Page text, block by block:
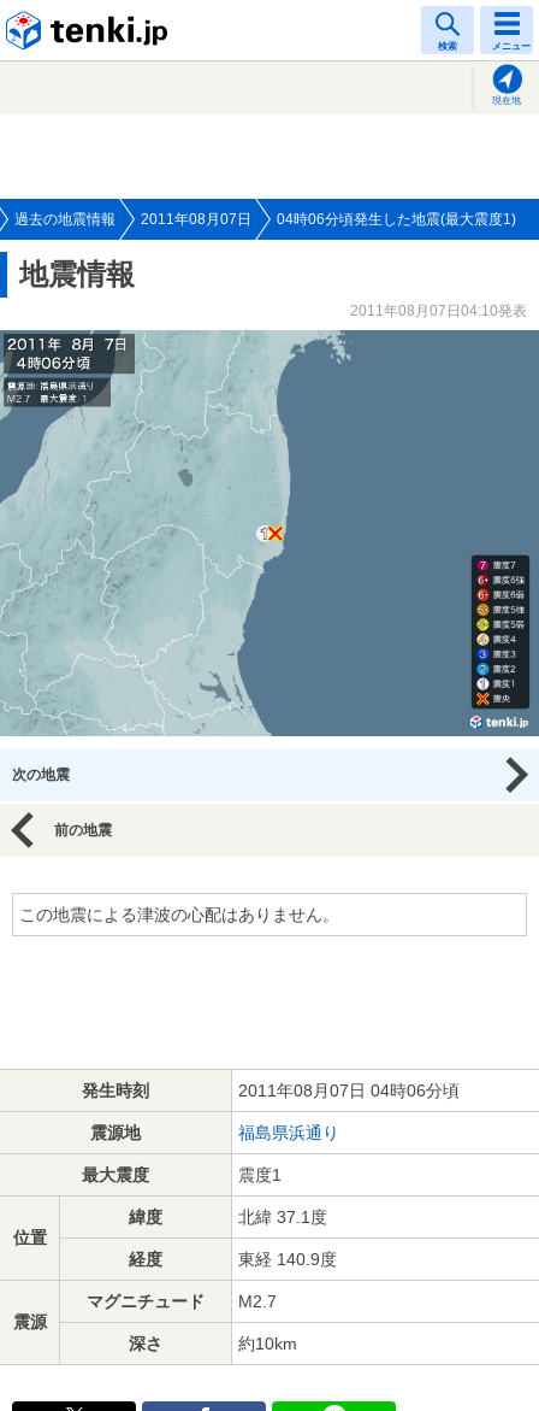
検索 メニュー
現在地
過去の地震情報 2011年08月07日 04時06分頃発生した地震(最大震度1)
地震情報
2011年08月07日04:10発表
次の地震
前の地震
この地震による津波の心配はありません。
発生時刻 2011年08月07日 04時06分頃
震源地 福島県浜通り
最大震度 震度1
位置
緯度 北緯 37.1度
経度 東経 140.9度
震源
マグニチュード M2.7
深さ 約10km